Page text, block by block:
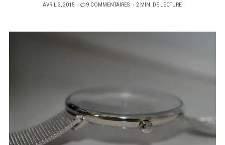
PUBLIÉ
AVRIL 3, 2015 9 COMMENTAIRES 2 MIN. DE LECTURE